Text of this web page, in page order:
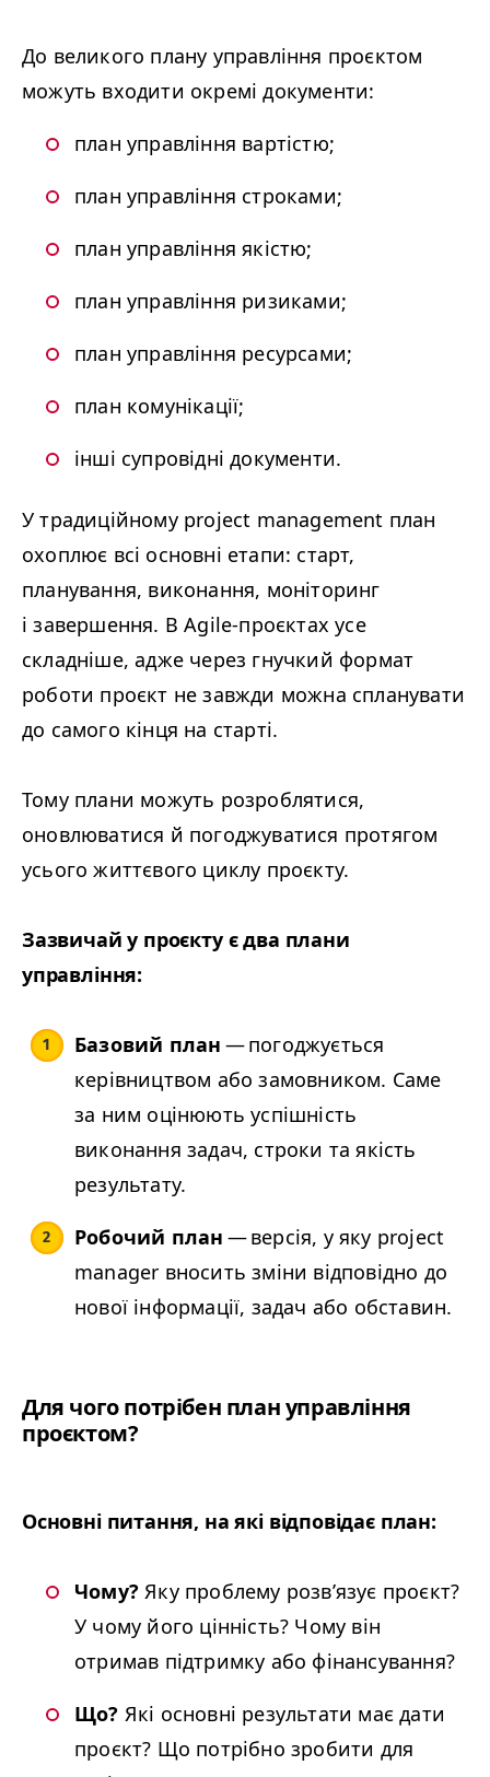
До великого плану управління проєктом
можуть входити окремі документи:
план управління вартістю;
план управління строками;
план управління якістю;
план управління ризиками;
план управління ресурсами;
план комунікації;
інші супровідні документи.
У традиційному project management план
охоплює всі основні етапи: старт,
планування, виконання, моніторинг
і завершення. В Agile-проєктах усе
складніше, адже через гнучкий формат
роботи проєкт не завжди можна спланувати
до самого кінця на старті.
Тому плани можуть розроблятися,
оновлюватися й погоджуватися протягом
усього життєвого циклу проєкту.
Зазвичай у проєкту є два плани
управління:
Базовий план — погоджується
керівництвом або замовником. Саме
за ним оцінюють успішність
виконання задач, строки та якість
результату.
Робочий план — версія, у яку project
manager вносить зміни відповідно до
нової інформації, задач або обставин.
Для чого потрібен план управління
проєктом?
Основні питання, на які відповідає план:
Чому? Яку проблему розв’язує проєкт?
У чому його цінність? Чому він
отримав підтримку або фінансування?
Що? Які основні результати має дати
проєкт? Що потрібно зробити для